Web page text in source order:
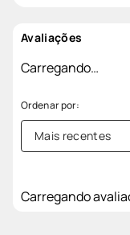
Avaliações
Carregando…
Mais recentes
Carregando